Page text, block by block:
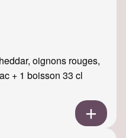
oignons rouges,
+ 1 boisson 33 cl